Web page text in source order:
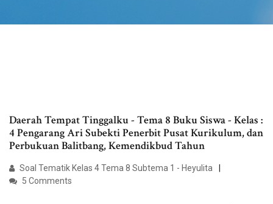
Daerah Tempat Tinggalku - Tema 8 Buku Siswa - Kelas :
4 Pengarang Ari Subekti Penerbit Pusat Kurikulum, dan
Perbukuan Balitbang, Kemendikbud Tahun
Soal Tematik Kelas 4 Tema 8 Subtema 1 - Heyulita
5 Comments